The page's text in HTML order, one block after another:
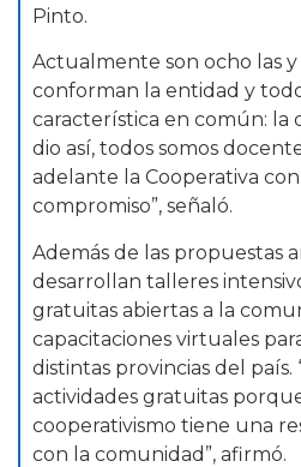
Pinto.
Actualmente son ocho las
conforman la entidad y
característica en común: la
dio así, todos somos
adelante la Cooperativa
compromiso”, señaló.
Además de las propuestas
desarrollan talleres
gratuitas abiertas a la
capacitaciones virtuales
distintas provincias del país.
actividades gratuitas
cooperativismo tiene una
con la comunidad”, afirmó.